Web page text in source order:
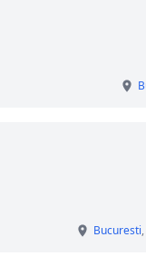
Bucuresti,